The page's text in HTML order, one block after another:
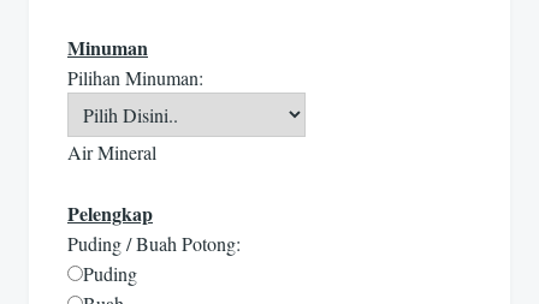
Minuman
Pilihan Minuman:
Air Mineral
Pelengkap
Puding / Buah Potong:
Puding